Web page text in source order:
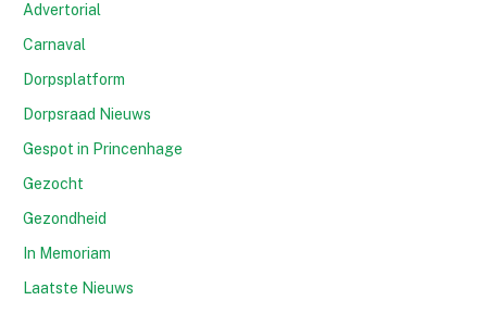
Advertorial
Carnaval
Dorpsplatform
Dorpsraad Nieuws
Gespot in Princenhage
Gezocht
Gezondheid
In Memoriam
Laatste Nieuws